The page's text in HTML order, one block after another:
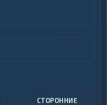
СТОРОННИЕ